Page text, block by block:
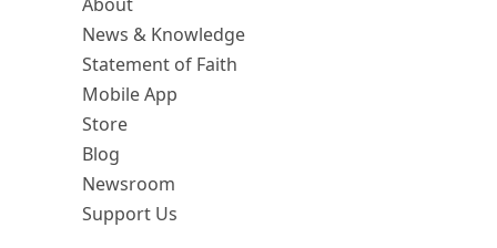
News & Knowledge
Statement of Faith
Mobile App
Store
Blog
Newsroom
Support Us